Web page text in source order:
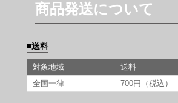
商品発送について
送料
対象地域
送料
全国一律
700円（税込）